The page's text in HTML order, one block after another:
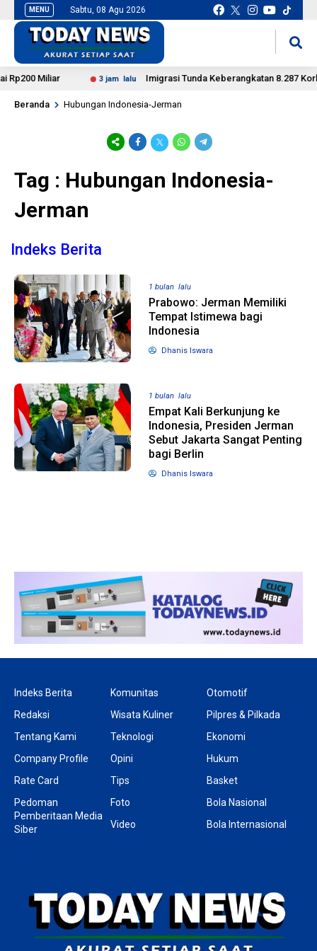
MENU Sabtu, 08 Agu 2026
Miliar 3 jam lalu Imigrasi Tunda Keberangkatan 8.287
Beranda Hubungan Indonesia-Jerman
Tag : Hubungan Indonesia-
Jerman
Indeks Berita
1 bulan lalu
Prabowo: Jerman Memiliki
Tempat Istimewa bagi
Indonesia
Dhanis Iswara
1 bulan lalu
Empat Kali Berkunjung ke
Indonesia, Presiden Jerman
Sebut Jakarta Sangat Penting
bagi Berlin
Dhanis Iswara
1 tahun lalu
Pilkada 2024, Legislator
Ragukan SDM Bawaslu
Indeks Berita
Redaksi
Tentang Kami
Company Profile
Rate Card
Pedoman
Pemberitaan Media
Siber
Komunitas
Wisata Kuliner
Teknologi
Opini
Tips
Foto
Video
Otomotif
Pilpres & Pilkada
Ekonomi
Hukum
Basket
Bola Nasional
Bola Internasional